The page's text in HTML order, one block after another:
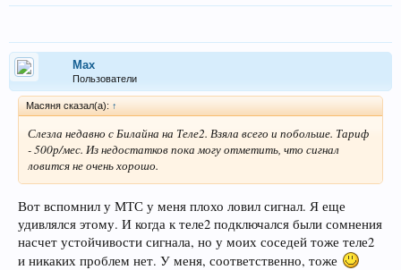
Max
Пользователи
Масяня сказал(а): ↑
Слезла недавно с Билайна на Теле2. Взяла всего и побольше. Тариф
- 500р/мес. Из недостатков пока могу отметить, что сигнал
ловится не очень хорошо.
Вот вспомнил у МТС у меня плохо ловил сигнал. Я еще
удивлялся этому. И когда к теле2 подключался были сомнения
насчет устойчивости сигнала, но у моих соседей тоже теле2
и никаких проблем нет. У меня, соответственно, тоже